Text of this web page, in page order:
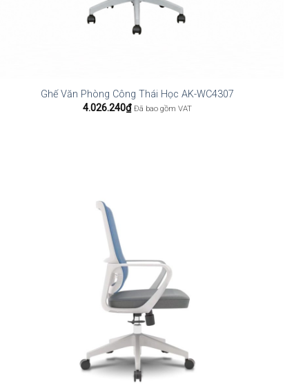
Ghế Văn Phòng Công Thái Học AK-WC4307
4.026.240₫ Đã bao gồm VAT